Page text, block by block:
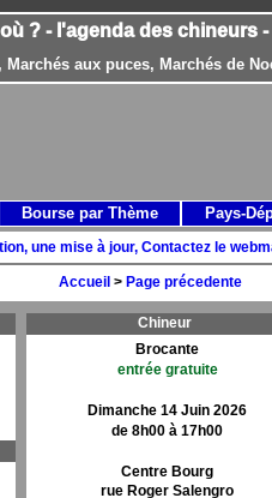
? - l'agenda des chineurs
aux puces, Marchés de
une mise à jour, Contactez le
Accueil > Page précedente
Chineur
Brocante
entrée gratuite
Dimanche 14 Juin 2026
de 8h00 à 17h00
Centre Bourg
rue Roger Salengro
Bourse par Thème Pays-